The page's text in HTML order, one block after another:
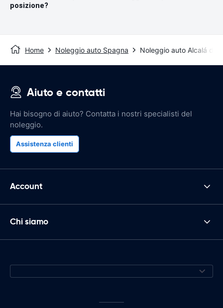
posizione?
Home Noleggio auto Spagna Noleggio auto Alcalá de
Aiuto e contatti
Hai bisogno di aiuto? Contatta i nostri specialisti del
noleggio.
Assistenza clienti
Account
Chi siamo